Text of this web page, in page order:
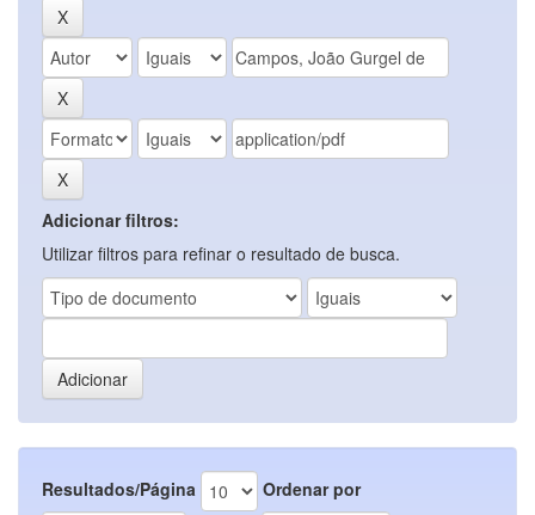
Adicionar filtros:
Utilizar filtros para refinar o resultado de busca.
Resultados/Página Ordenar por